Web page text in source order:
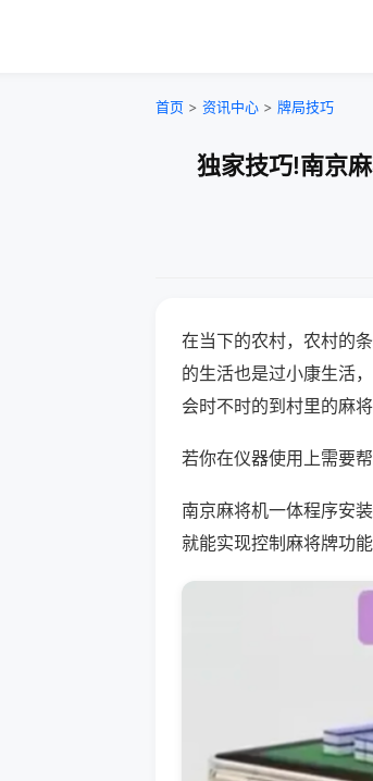
首页 > 资讯中心 > 牌局技巧
独家技巧!南京
在当下的农村，农村的
的生活也是过小康生活
会时不时的到村里的麻
若你在仪器使用上需要
南京麻将机一体程序安
就能实现控制麻将牌功能